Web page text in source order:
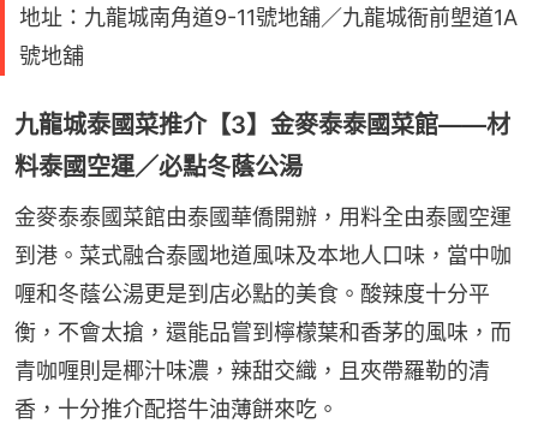
地址：九龍城南角道9-11號地舖／九龍城衙前塱道1A
號地舖
九龍城泰國菜推介【3】金麥泰泰國菜館——材
料泰國空運／必點冬蔭公湯
金麥泰泰國菜館由泰國華僑開辦，用料全由泰國空運
到港。菜式融合泰國地道風味及本地人口味，當中咖
喱和冬蔭公湯更是到店必點的美食。酸辣度十分平
衡，不會太搶，還能品嘗到檸檬葉和香茅的風味，而
青咖喱則是椰汁味濃，辣甜交織，且夾帶羅勒的清
香，十分推介配搭牛油薄餅來吃。